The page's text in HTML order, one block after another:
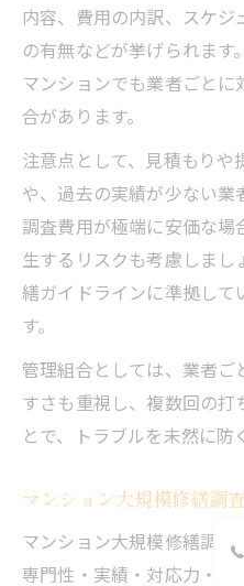
内容、費用の内訳、スケ
の有無などが挙げられま
マンションでも業者ごと
合があります。
注意点として、見積もり
や、過去の実績が少ない業
調査費用が極端に安価な
生するリスクも考慮しま
繕ガイドラインに準拠し
す。
管理組合としては、業者
すさも重視し、複数回の
とで、トラブルを未然に防
マンション大規模修繕調
マンション大規模修繕調査
専門性・実績・対応力・